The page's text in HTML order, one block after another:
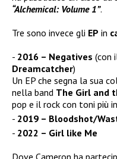
“Alchemical: Volume 1”.
Tre sono invece gli EP in
2016 – Negatives (con
Dreamcatcher)
Un EP che segna la sua
nella band The Girl and
pop e il rock con toni più
2019 – Bloodshot/
2022 – Girl like Me